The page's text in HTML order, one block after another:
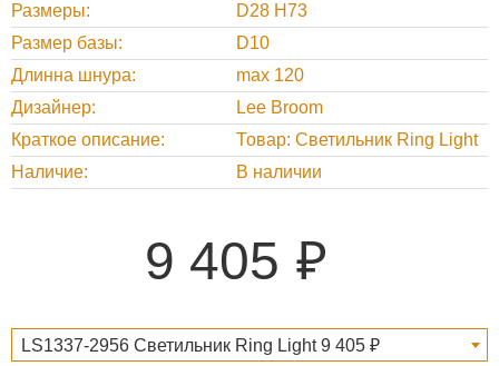
Размеры
D28 H73
Размер базы
D10
Длинна шнура
max 120
Дизайнер
Lee Broom
Краткое описание
Товар: Светильник Ring Light
Наличие
В наличии
9 405
LS1337-2956 Светильник Ring Light 9 405 ₽